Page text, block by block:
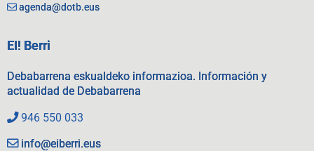
agenda@dotb.eus
EI! Berri
Debabarrena eskualdeko informazioa. Información y
actualidad de Debabarrena
946 550 033
info@eiberri.eus